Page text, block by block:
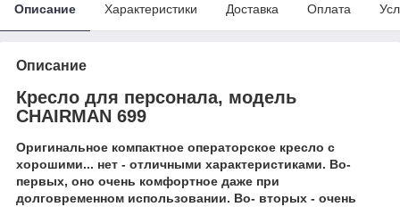
Описание Характеристики Доставка Оплата
Описание
Кресло для персонала, модель
CHAIRMAN 699
Оригинальное компактное операторское кресло с
хорошими... нет - отличными характеристиками. Во-
первых, оно очень комфортное даже при
долговременном использовании. Во- вторых - очень